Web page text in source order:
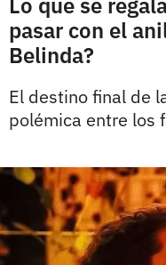
pasar con el
Belinda?
El destino final de
polémica entre los